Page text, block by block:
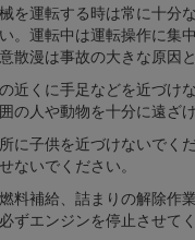
を運転する時は常に十分
。運転中は運転操作に集
散漫は事故の大きな原因
近くに手足などを近づけ
の人や動物を十分に遠ざ
に子供を近づけないでく
ないでください。
料補給、詰まりの解除作
ずエンジンを停止させてく